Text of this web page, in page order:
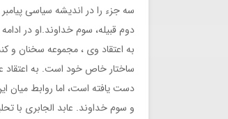
سه جزء را در اندیشه سیاسی
دوم قبیله، سوم خداوند.او در
به اعتقاد وی ، مجموعه سخنان و
ساختار خاص خود است. به اعتقاد
دست یافته است، اما روابط میان
و سوم خداوند. عابد الجابری با